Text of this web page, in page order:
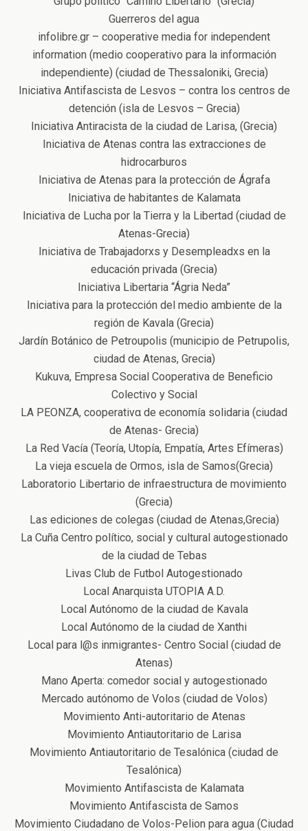
Guerreros del agua
infolibre.gr – cooperative media for independent
information (medio cooperativo para la información
independiente) (ciudad de Thessaloniki, Grecia)
Iniciativa Antifascista de Lesvos – contra los centros de
detención (isla de Lesvos – Grecia)
Iniciativa Antiracista de la ciudad de Larisa, (Grecia)
Iniciativa de Atenas contra las extracciones de
hidrocarburos
Iniciativa de Atenas para la protección de Ágrafa
Iniciativa de habitantes de Kalamata
Iniciativa de Lucha por la Tierra y la Libertad (ciudad de
Atenas-Grecia)
Iniciativa de Trabajadorxs y Desempleadxs en la
educación privada (Grecia)
Iniciativa Libertaria “Ágria Neda”
Iniciativa para la protección del medio ambiente de la
región de Kavala (Grecia)
Jardín Botánico de Petroupolis (municipio de Petrupolis,
ciudad de Atenas, Grecia)
Kukuva, Empresa Social Cooperativa de Beneficio
Colectivo y Social
LA PEONZA, cooperativα de economía solidaria (ciudad
de Atenas- Grecia)
La Red Vacía (Teoría, Utopía, Empatía, Artes Efímeras)
La vieja escuela de Ormos, isla de Samos(Grecia)
Laboratorio Libertario de infraestructura de movimiento
(Grecia)
Las ediciones de colegas (ciudad de Atenas,Grecia)
La Cuña Centro político, social y cultural autogestionado
de la ciudad de Tebas
Livas Club de Futbol Autogestionado
Local Anarquista UTOPIA A.D.
Local Autónomo de la ciudad de Kavala
Local Autónomo de la ciudad de Xanthi
Local para l@s inmigrantes- Centro Social (ciudad de
Atenas)
Mano Aperta: comedor social y autogestionado
Mercado autónomo de Volos (ciudad de Volos)
Μovimiento Αnti-autoritario de Atenas
Movimiento Antiautoritario de Larisa
Movimiento Antiautoritario de Tesalónica (ciudad de
Tesalónica)
Movimiento Antifascista de Kalamata
Movimiento Antifascista de Samos
Movimiento Ciudadano de Volos-Pelion para agua (Ciudad